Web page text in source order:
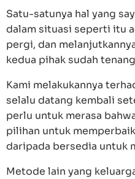
Satu-satunya hal yang
dalam situasi seperti itu
pergi, dan
kedua pihak sudah
Kami melakukannya
selalu datang kembali
perlu untuk merasa
pilihan untuk
daripada bersedia untuk
Metode lain yang